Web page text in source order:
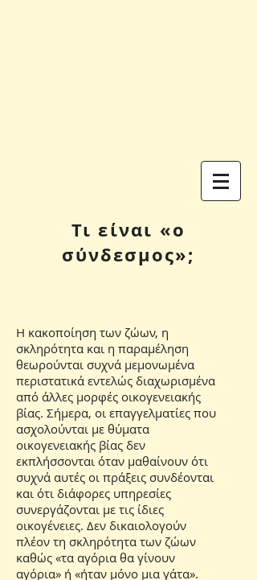
Τι είναι «ο
σύνδεσμος»;
Η κακοποίηση των ζώων, η
σκληρότητα και η παραμέληση
θεωρούνται συχνά μεμονωμένα
περιστατικά εντελώς διαχωρισμένα
από άλλες μορφές οικογενειακής
βίας. Σήμερα, οι επαγγελματίες που
ασχολούνται με θύματα
οικογενειακής βίας δεν
εκπλήσσονται όταν μαθαίνουν ότι
συχνά αυτές οι πράξεις συνδέονται
και ότι διάφορες υπηρεσίες
συνεργάζονται με τις ίδιες
οικογένειες. Δεν δικαιολογούν
πλέον τη σκληρότητα των ζώων
καθώς «τα αγόρια θα γίνουν
αγόρια» ή «ήταν μόνο μια γάτα».